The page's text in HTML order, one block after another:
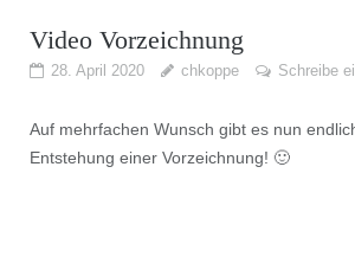
Video Vorzeichnung
28. April 2020 chkoppe Schreibe
Auf mehrfachen Wunsch gibt es nun
Entstehung einer Vorzeichnung! 🙂